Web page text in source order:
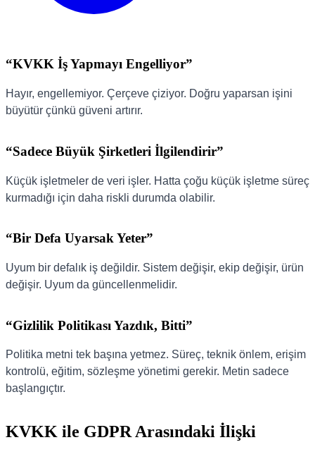
“KVKK İş Yapmayı Engelliyor”
Hayır, engellemiyor. Çerçeve çiziyor. Doğru yaparsan işini
büyütür çünkü güveni artırır.
“Sadece Büyük Şirketleri İlgilendirir”
Küçük işletmeler de veri işler. Hatta çoğu küçük işletme süreç
kurmadığı için daha riskli durumda olabilir.
“Bir Defa Uyarsak Yeter”
Uyum bir defalık iş değildir. Sistem değişir, ekip değişir, ürün
değişir. Uyum da güncellenmelidir.
“Gizlilik Politikası Yazdık, Bitti”
Politika metni tek başına yetmez. Süreç, teknik önlem, erişim
kontrolü, eğitim, sözleşme yönetimi gerekir. Metin sadece
başlangıçtır.
KVKK ile GDPR Arasındaki İlişki